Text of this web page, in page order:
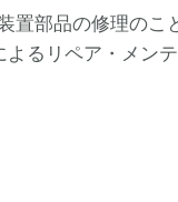
置部品の修理のこ
るリペア・メン